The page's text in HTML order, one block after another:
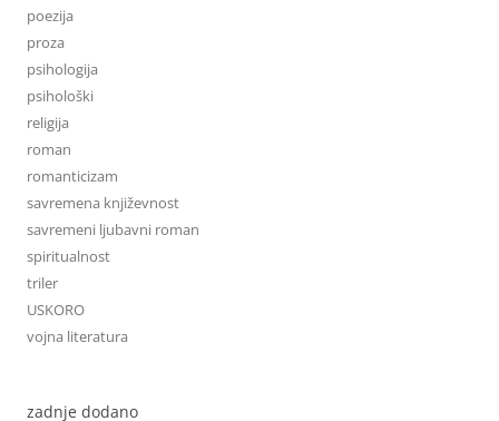
poezija
proza
psihologija
psihološki
religija
roman
romanticizam
savremena književnost
savremeni ljubavni roman
spiritualnost
triler
USKORO
vojna literatura
zadnje dodano